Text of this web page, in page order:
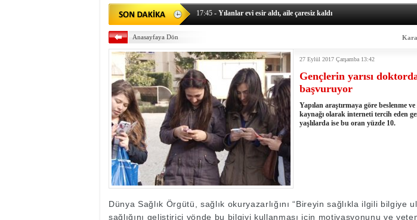
17:45 - Yılanlar evi esir aldı, aile çaresiz kaldı
17:43- Hakkari Cumhuriyet Başsavcısı Ufuk Turan görevine başladı
17:37- Başkan Büyüksu: Gençlerimiz için geleceğe yatırım yapıyoruz
17:35- Hakkari'ye Raftingde Çifte Gurur
17:32
- Dağcı Yüksel Işık'ın izini köylüler buldu
17:30 - Hayvanlar Şarbona karşı aşılanıyor
17:27 - Hakkari'de yaz ortasında kış manzarası
19:22- Cennet-Cehennem Vadisi'nde tarihi güreş finali
19:19- CHP Hakkari ve 26 il başkanını görevden aldı
19:17 - Cennet Cehennem Vadisi'nde şampiyonluk mücadelesi start aldı
19:13 - Bakan Yardımcısı Çelik, Aşiret Lideri Keskin'i ziyaret etti
19:10- Hakkari'de 503 kilogram Esrar ele geçirildi
19:08
- Bakan Yardımcısı Ali Çelik Hakkari’de sevgi seli
Anasayfaya Dön
27 Eylül 2017 Çarşamba 13:42
Gençlerin yarısı
başvuruyor
Yapılan araştırmaya göre beslenme
kaynağı olarak interneti tercih eden
yaşlılarda ise bu oran yüzde 10.
Dünya Sağlık Örgütü, sağlık okuryazarlığını “Bireyin sağlıkla ilgili bilgiye
sağlığını geliştirici yönde bu bilgiyi kullanması için motivasyonunu ve